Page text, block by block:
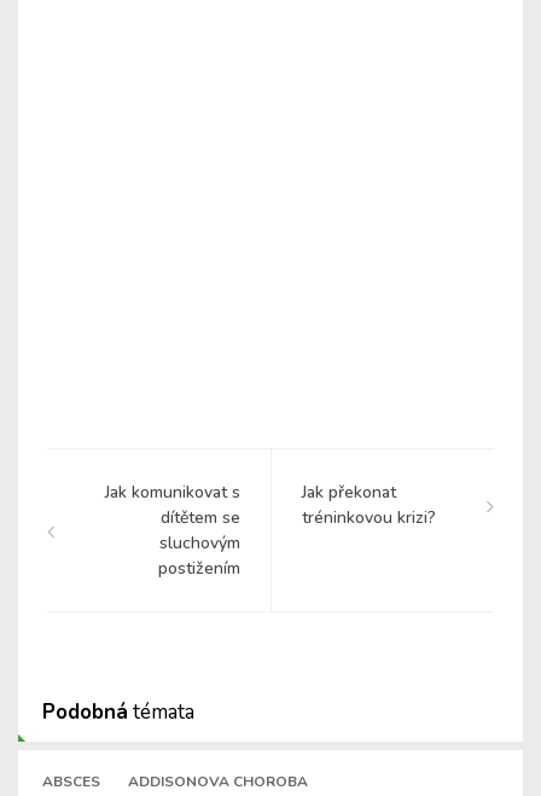
Jak komunikovat s
dítětem se
sluchovým
postižením
Jak překonat
tréninkovou krizi?
Podobná témata
ABSCES
ADDISONOVA CHOROBA